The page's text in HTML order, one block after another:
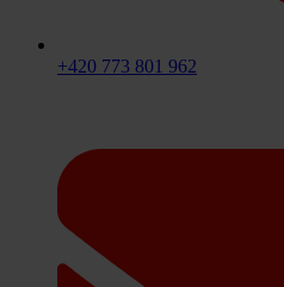
+420 773 801 962